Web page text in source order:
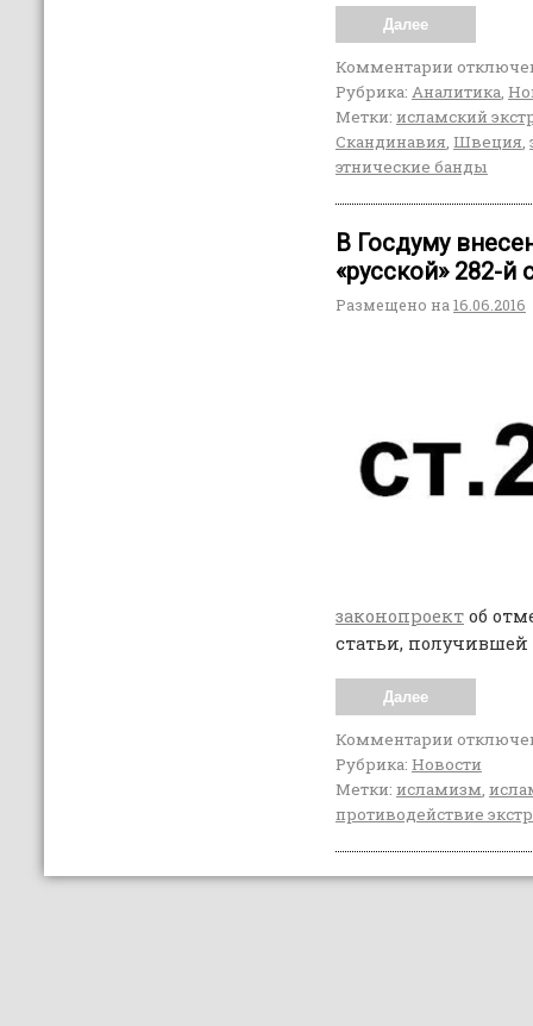
Далее
Комментарии
Рубрика: Аналитика,
Метки: исламский
Скандинавия, Швеция,
этнические банды
В Госдуму
«русской» 282-й
Размещено на 16.06.2016
законопроектоб
статьи, получившей
Далее
Комментарии
Рубрика: Новости
Метки: исламизм,
противодействие